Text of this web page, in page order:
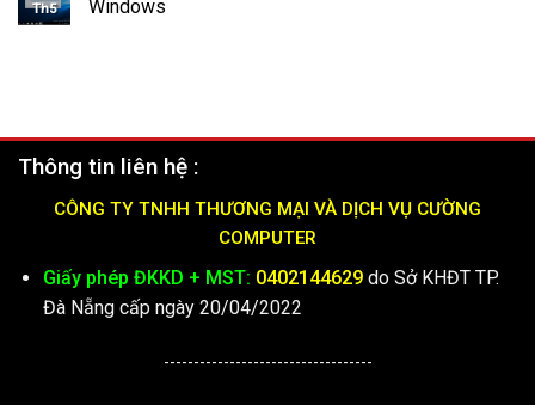
Th5
Windows
Thông tin liên hệ :
CÔNG TY TNHH THƯƠNG MẠI VÀ DỊCH VỤ CƯỜNG
COMPUTER
Giấy phép ĐKKD + MST: 0402144629do Sở KHĐT TP.
Đà Nẵng cấp ngày 20/04/2022
-----------------------------------